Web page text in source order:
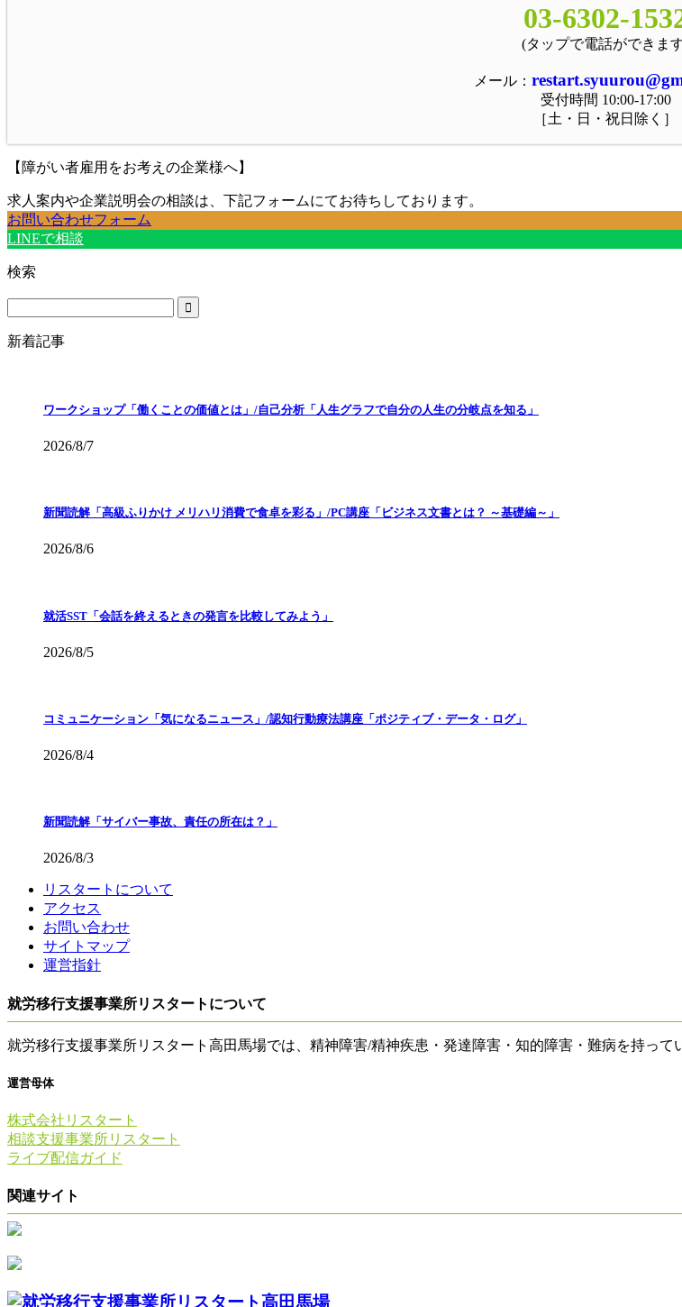
03-6302-
(タップで電話ができま
メール：
受付時間 10:00-17:00
［土・日・祝日除く］
【障がい者雇用をお考えの企業様へ】
求人案内や企業説明会の相談は、下記フォームにてお待ちしております。
お問い合わせフォーム
LINEで相談
検索
新着記事
ワークショップ「働くことの価値とは」/自己分析「人生グラフで自分の人生の分岐点を知る」
2026/8/7
新聞読解「高級ふりかけ メリハリ消費で食卓を彩る」/PC講座「ビジネス文書とは？ ～基礎編～」
2026/8/6
就活SST「会話を終えるときの発言を比較してみよう」
2026/8/5
コミュニケーション「気になるニュース」/認知行動療法講座「ポジティブ・データ・ログ」
2026/8/4
新聞読解「サイバー事故、責任の所在は？」
2026/8/3
リスタートについて
アクセス
お問い合わせ
サイトマップ
運営指針
就労移行支援事業所リスタートについて
就労移行支援事業所リスタート高田馬場では、精神障害/精神疾患・発達障害・知的障害・難病を持って
運営母体
株式会社リスタート
相談支援事業所リスタート
ライブ配信ガイド
関連サイト